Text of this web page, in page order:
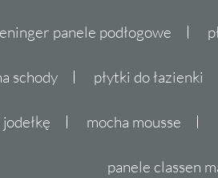
panele podłogowe
schody płytki do łazienki
mocha mousse
panele classen